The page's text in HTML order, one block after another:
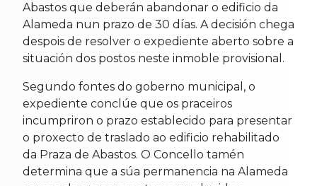
Abastos que deberán abandonar o edificio da
Alameda nun prazo de 30 días. A decisión chega
despois de resolver o expediente aberto sobre a
situación dos postos neste inmoble provisional.
Segundo fontes do goberno municipal, o
expediente conclúe que os praceiros
incumpriron o prazo establecido para presentar
o proxecto de traslado ao edificio rehabilitado
da Praza de Abastos. O Concello tamén
determina que a súa permanencia na Alameda